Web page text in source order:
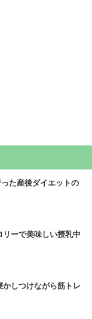
た産後ダイエットの
ーで美味しい授乳中
しつけながら筋トレ